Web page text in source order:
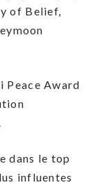
of Belief,
Peace Award
dans le top
influentes